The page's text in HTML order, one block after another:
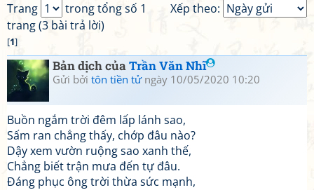
Xếp theo:
Trang
trong tổng số 1
trang (3 bài trả lời)
[1]
Bản dịch củaTrần Văn Nhĩ
Gửi bởi tôn tiền tửngày 10/05/2020 10:20
Buồn ngắm trời đêm lấp lánh sao,
Sấm ran chẳng thấy, chớp đâu nào?
Dậy xem vườn ruộng sao xanh thế,
Chẳng biết trận mưa đến tự đâu.
Đáng phục ông trời thừa sức mạnh,